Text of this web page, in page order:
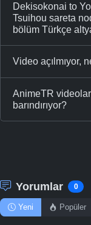
Dekisokonai to
Tsuihou sareta
bölüm Türkçe
Video açılmıyor,
AnimeTR
barındırıyor?
Yorumlar 0
Yeni Popüler